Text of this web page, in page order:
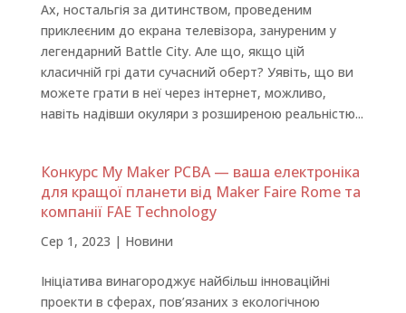
Ах, ностальгія за дитинством, проведеним
приклеєним до екрана телевізора, зануреним у
легендарний Battle City. Але що, якщо цій
класичній грі дати сучасний оберт? Уявіть, що ви
можете грати в неї через інтернет, можливо,
навіть надівши окуляри з розширеною реальністю...
Конкурс My Maker PCBA — ваша електроніка
для кращої планети від Maker Faire Rome та
компанії FAE Technology
Сер 1, 2023 | Новини
Ініціатива винагороджує найбільш інноваційні
проекти в сферах, пов’язаних з екологічною